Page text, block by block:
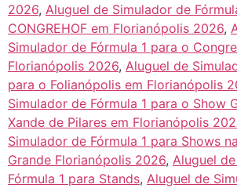
2026, Aluguel de Simulador de
CONGREHOF em Florianópolis 2026,
Simulador de Fórmula 1 para o
Florianópolis 2026, Aluguel de
para o Folianópolis em Florianópolis
Simulador de Fórmula 1 para o Show
Xande de Pilares em Florianópolis
Simulador de Fórmula 1 para Shows
Grande Florianópolis 2026, Aluguel
Fórmula 1 para Stands, Aluguel de